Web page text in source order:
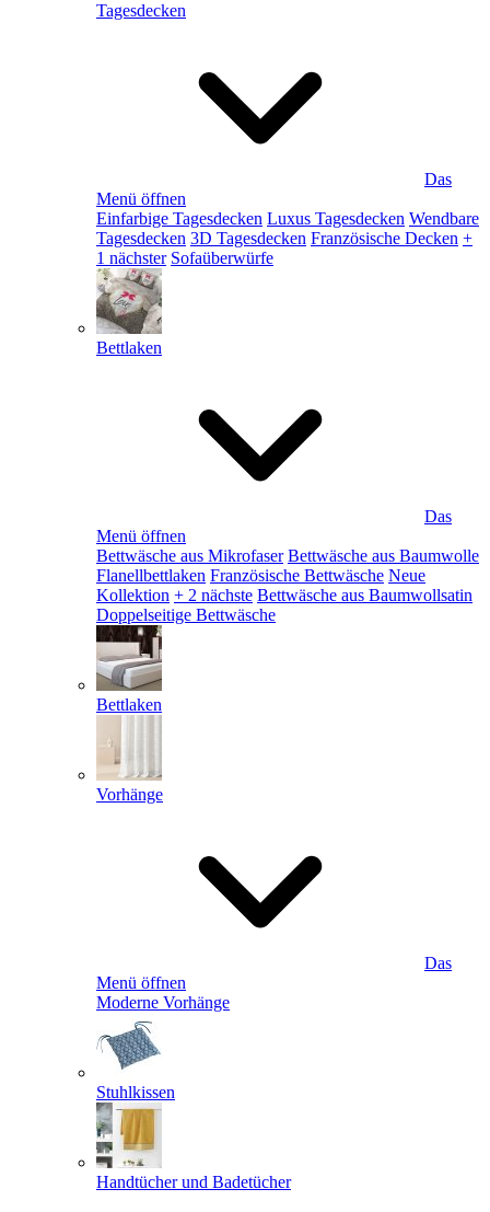
Tagesdecken
Das
Menü öffnen
Einfarbige Tagesdecken Luxus Tagesdecken Wendbare
Tagesdecken 3D Tagesdecken Französische Decken +
1 nächster Sofaüberwürfe
Bettlaken
Das
Menü öffnen
Bettwäsche aus Mikrofaser Bettwäsche aus Baumwolle
Flanellbettlaken Französische Bettwäsche Neue
Kollektion + 2 nächste Bettwäsche aus Baumwollsatin
Doppelseitige Bettwäsche
Bettlaken
Vorhänge
Das
Menü öffnen
Moderne Vorhänge
Stuhlkissen
Handtücher und Badetücher